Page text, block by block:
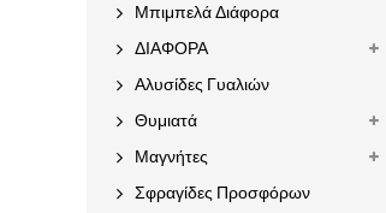
Μπιμπελά Διάφορα
ΔΙΑΦΟΡΑ
Αλυσίδες Γυαλιών
Θυμιατά
Μαγνήτες
Σφραγίδες Προσφόρων